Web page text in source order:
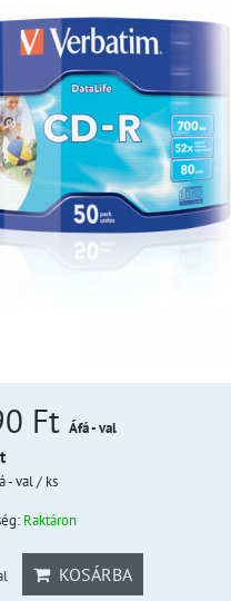
Ft Áfá - val
- val/ ks
Raktáron
KOSÁRBA